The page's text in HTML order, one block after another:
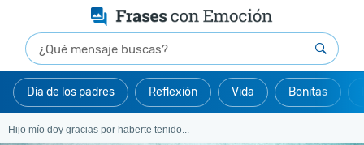
Día de los padres Reflexión Vida Bonitas
Hijo mío doy gracias por haberte tenido...